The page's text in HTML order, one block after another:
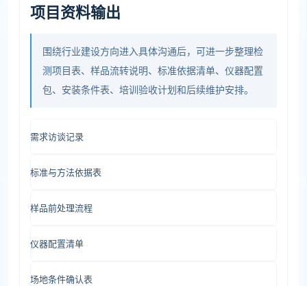
项目资料输出
围绕行业建设方向进入具体沟通后，可进一步整理检
测项目表、样品流转说明、标准依据清单、仪器配置
包、安装条件表、培训验收计划和后续维护安排。
需求访谈记录
标准与方法依据表
样品前处理流程
仪器配置清单
场地条件确认表